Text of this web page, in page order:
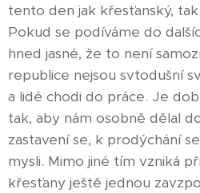
tento den jak křesťanský,
Pokud se podíváme do
hned jasné, že to není
republice nejsou svtodušní
a lidé chodi do práce. Je
tak, aby nám osobně dělal
zastavení se, k prodýchání
mysli. Mimo jiné tím vzniká
křesťany ještě jednou